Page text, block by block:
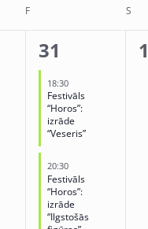
F S
2
events,
31
18:30
Festivāls
“Horos”:
izrāde
“Veseris”
20:30
Festivāls
“Horos”:
izrāde
“Ilgstošās
0
1